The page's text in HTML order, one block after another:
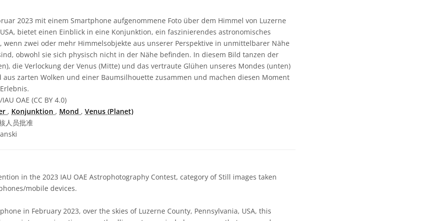
2023 mit einem Smartphone aufgenommene Foto über dem Himmel von Luzerne
bietet einen Einblick in eine Konjunktion, ein faszinierendes astronomisches
wenn zwei oder mehr Himmelsobjekte aus unserer Perspektive in unmittelbarer Nähe
obwohl sie sich physisch nicht in der Nähe befinden. In diesem Bild tanzen der
die Verlockung der Venus (Mitte) und das vertraute Glühen unseres Mondes (unten)
zarten Wolken und einer Baumsilhouette zusammen und machen diesen Moment
OAE (CC BY 4.0)
, Konjunktion , Mond , Venus (Planet)
人员批准
in the 2023 IAU OAE Astrophotography Contest, category of Still images taken
mobile devices.
in February 2023, over the skies of Luzerne County, Pennsylvania, USA, this